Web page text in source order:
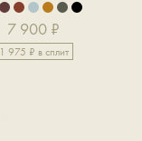
7 900 ₽
1 975 ₽ в сплит